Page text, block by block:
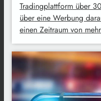
Tradingplattform über
über eine Werbung
einen Zeitraum von